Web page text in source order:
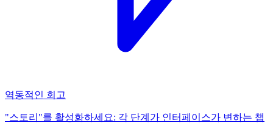
역동적인 회고
"스토리"를 활성화하세요: 각 단계가 인터페이스가 변하는 챕